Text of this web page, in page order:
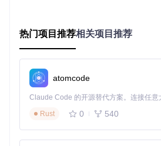
检查系统报告中显卡是否正确显示型
⚠️常见误区：选择平台ID时仅考虑分辨
可能导致系统不稳定或无法启动。建
配的平台ID。
2步解决音频设备无法工作问
热门项目推荐相关项目推荐
atomcode
Rust
0 540